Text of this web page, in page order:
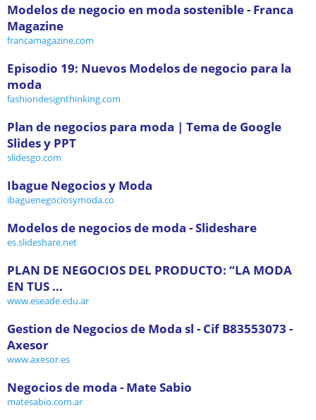
Modelos de negocio en moda sostenible - Franca
Magazine
francamagazine.com
Episodio 19: Nuevos Modelos de negocio para la
moda
fashiondesignthinking.com
Plan de negocios para moda | Tema de Google
Slides y PPT
slidesgo.com
Ibague Negocios y Moda
ibaguenegociosymoda.co
Modelos de negocios de moda - Slideshare
es.slideshare.net
PLAN DE NEGOCIOS DEL PRODUCTO: “LA MODA
EN TUS ...
www.eseade.edu.ar
Gestion de Negocios de Moda sl - Cif B83553073 -
Axesor
www.axesor.es
Negocios de moda - Mate Sabio
matesabio.com.ar